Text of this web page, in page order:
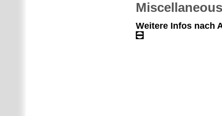
Miscellaneous
Weitere Infos nach